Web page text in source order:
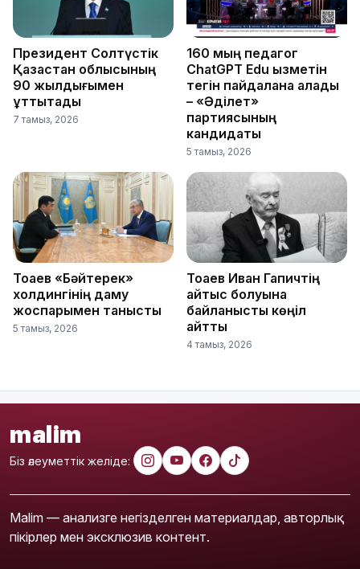
Президент Солтүстік
Қазақстан облысының
90 жылдығымен
құттықтады
7 тамыз, 2026
160 мың педагог
ChatGPT Edu қызметін
тегін пайдалана алады
– «Әділет»
партиясының
кандидаты
5 тамыз, 2026
Тоқаев «Бәйтерек»
холдингінің даму
жоспарымен танысты
5 тамыз, 2026
Тоқаев Иван Гапичтің
қайтыс болуына
байланысты көңіл
айтты
4 тамыз, 2026
malim
Біз әлеуметтік желіде:
Malim — анализге негізделген материалдар, авторлық
пікірлер мен эксклюзив контент.